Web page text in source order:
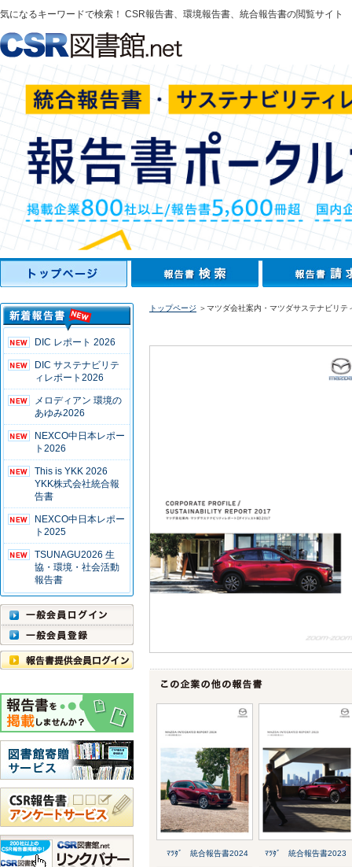
気になるキーワードで検索！ CSR報告書、環境報告書、統合報告書の閲覧サイト
DIC レポート 2026
DIC サステナビリテ
ィレポート2026
メロディアン 環境の
あゆみ2026
NEXCO中日本レポー
ト2026
This is YKK 2026
YKK株式会社統合報
告書
NEXCO中日本レポー
ト2025
TSUNAGU2026 生
協・環境・社会活動
報告書
トップページ ＞マツダ会社案内・マツダサステナビリ
ﾏﾂﾀﾞ 統合報告書2024 ﾏﾂﾀﾞ 統合報告書2023